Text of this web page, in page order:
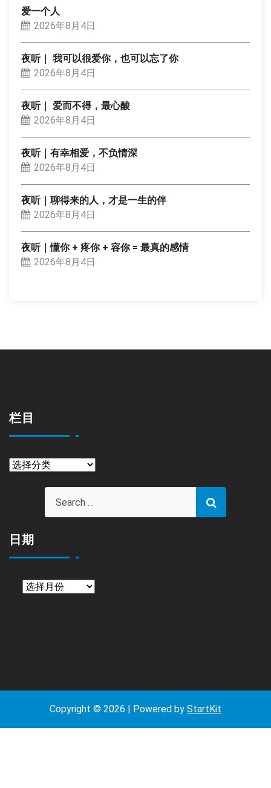
爱一个人
2026年8月4日
夜听｜ 我可以很爱你，也可以忘了你
2026年8月4日
夜听｜ 爱而不得，最心酸
2026年8月4日
夜听｜有幸相爱，不负情深
2026年8月4日
夜听｜聊得来的人，才是一生的伴
2026年8月4日
夜听｜懂你 + 疼你 + 容你 = 最真的感情
2026年8月4日
栏目
栏
日期
Copyright © 2026 | Powered by StartKit